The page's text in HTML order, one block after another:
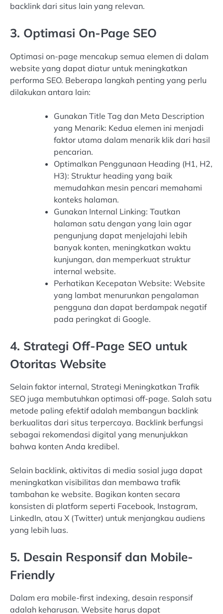
backlink dari situs lain yang relevan.
3. Optimasi On-Page SEO
Optimasi on-page mencakup semua elemen di dalam
website yang dapat diatur untuk meningkatkan
performa SEO. Beberapa langkah penting yang perlu
dilakukan antara lain:
Gunakan Title Tag dan Meta Description
yang Menarik: Kedua elemen ini menjadi
faktor utama dalam menarik klik dari hasil
pencarian.
Optimalkan Penggunaan Heading (H1, H2,
H3): Struktur heading yang baik
memudahkan mesin pencari memahami
konteks halaman.
Gunakan Internal Linking: Tautkan
halaman satu dengan yang lain agar
pengunjung dapat menjelajahi lebih
banyak konten, meningkatkan waktu
kunjungan, dan memperkuat struktur
internal website.
Perhatikan Kecepatan Website: Website
yang lambat menurunkan pengalaman
pengguna dan dapat berdampak negatif
pada peringkat di Google.
4. Strategi Off-Page SEO untuk
Otoritas Website
Selain faktor internal, Strategi Meningkatkan Trafik
SEO juga membutuhkan optimasi off-page. Salah satu
metode paling efektif adalah membangun backlink
berkualitas dari situs terpercaya. Backlink berfungsi
sebagai rekomendasi digital yang menunjukkan
bahwa konten Anda kredibel.
Selain backlink, aktivitas di media sosial juga dapat
meningkatkan visibilitas dan membawa trafik
tambahan ke website. Bagikan konten secara
konsisten di platform seperti Facebook, Instagram,
LinkedIn, atau X (Twitter) untuk menjangkau audiens
yang lebih luas.
5. Desain Responsif dan Mobile-
Friendly
Dalam era mobile-first indexing, desain responsif
adalah keharusan. Website harus dapat